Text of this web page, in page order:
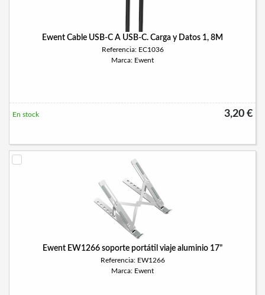
Ewent Cable USB-C A USB-C. Carga y Datos 1, 8M
Referencia: EC1036
Marca: Ewent
3,20 €
En stock
Ewent EW1266 soporte portátil viaje aluminio 17"
Referencia: EW1266
Marca: Ewent